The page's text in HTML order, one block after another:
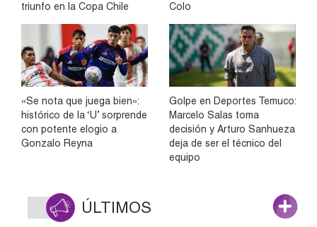
triunfo en la Copa Chile
Colo
«Se nota que juega bien»:
histórico de la ‘U’ sorprende
con potente elogio a
Gonzalo Reyna
Golpe en Deportes Temuco:
Marcelo Salas toma
decisión y Arturo Sanhueza
deja de ser el técnico del
equipo
ÚLTIMOS